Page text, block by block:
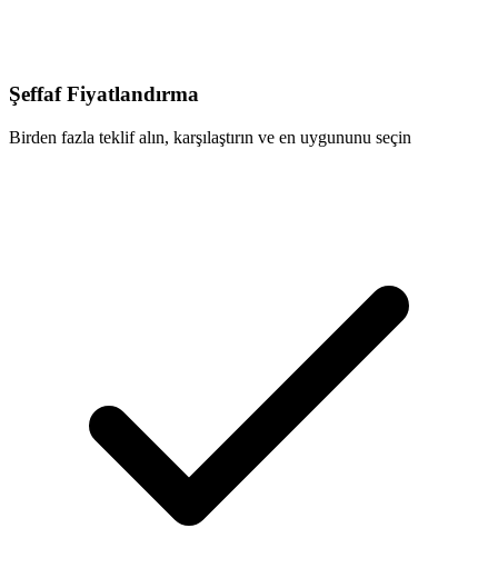
Şeffaf Fiyatlandırma
Birden fazla teklif alın, karşılaştırın ve en uygununu seçin